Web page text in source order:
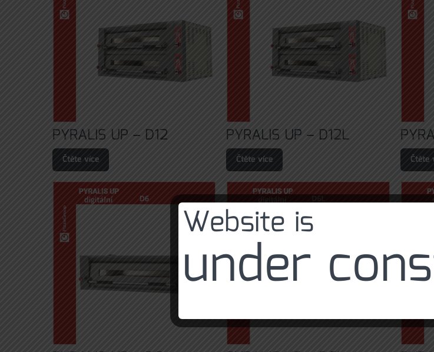
PYRALIS UP – D12
Čtěte více
PYRALIS UP – D12L
Čtěte více Čtěte
Website is
under